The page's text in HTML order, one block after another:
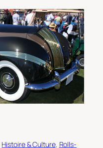
Histoire & Culture, Rolls-